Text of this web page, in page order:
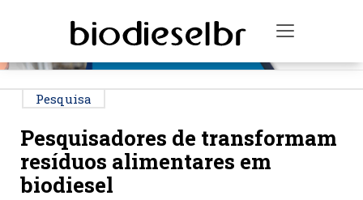
Toggle
Pesquisa
Pesquisadores de transformam
resíduos alimentares em
biodiesel